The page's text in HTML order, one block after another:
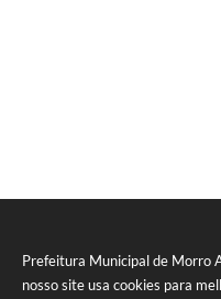
Prefeitura Municipal de Morro
nosso site usa cookies para